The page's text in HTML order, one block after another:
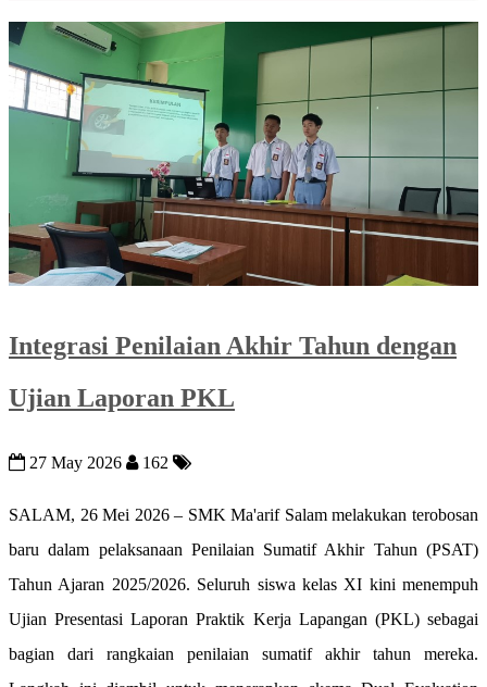
Integrasi Penilaian Akhir Tahun dengan
Ujian Laporan PKL
27 May 2026 162
SALAM, 26 Mei 2026 – SMK Ma'arif Salam melakukan terobosan
baru dalam pelaksanaan Penilaian Sumatif Akhir Tahun (PSAT)
Tahun Ajaran 2025/2026. Seluruh siswa kelas XI kini menempuh
Ujian Presentasi Laporan Praktik Kerja Lapangan (PKL) sebagai
bagian dari rangkaian penilaian sumatif akhir tahun mereka.